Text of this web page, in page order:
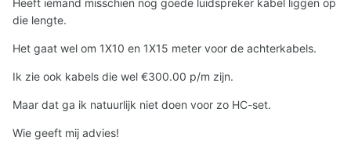
Heeft iemand misschien nog goede luidspreker kabel liggen op
die lengte.
Het gaat wel om 1X10 en 1X15 meter voor de achterkabels.
Ik zie ook kabels die wel €300.00 p/m zijn.
Maar dat ga ik natuurlijk niet doen voor zo HC-set.
Wie geeft mij advies!